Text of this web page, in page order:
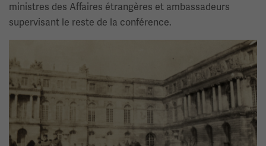
ministres des Affaires étrangères et ambassadeurs
supervisant le reste de la conférence.